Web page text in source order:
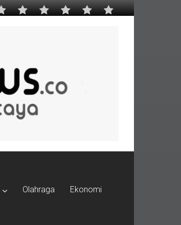
Olahraga Ekonomi